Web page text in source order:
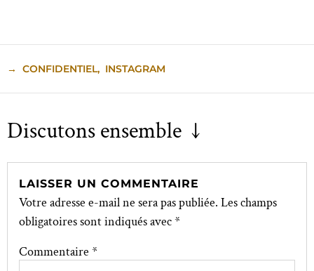
→ CONFIDENTIEL, INSTAGRAM
Discutons ensemble ↓
LAISSER UN COMMENTAIRE
Votre adresse e-mail ne sera pas publiée. Les champs
obligatoires sont indiqués avec*
Commentaire *